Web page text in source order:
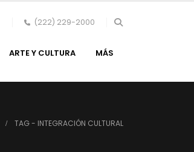
(222) 229-2000
ARTE Y CULTURA MÁS
TAG - INTEGRACIÓN CULTURAL